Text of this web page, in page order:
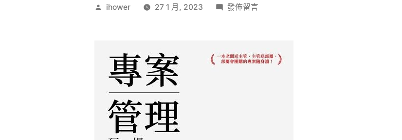
作
ihower 27 1 月, 2023
在
專
發佈留言